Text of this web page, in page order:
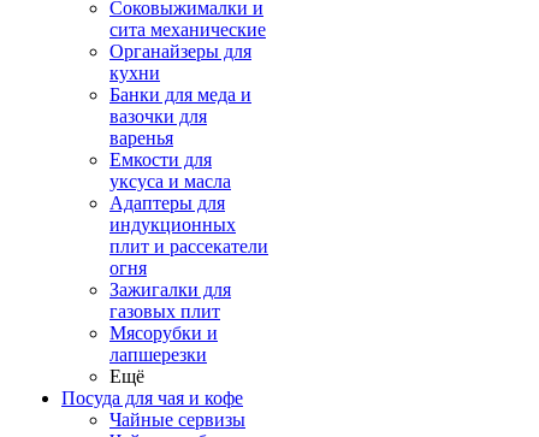
Соковыжималки и
сита механические
Органайзеры для
кухни
Банки для меда и
вазочки для
варенья
Емкости для
уксуса и масла
Адаптеры для
индукционных
плит и рассекатели
огня
Зажигалки для
газовых плит
Мясорубки и
лапшерезки
Ещё
Посуда для чая и кофе
Чайные сервизы